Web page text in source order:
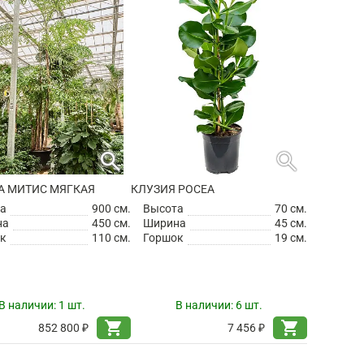
search
МИТИС МЯГКАЯ
900 см.
450 см.
110 см.
наличии: 1 шт.
852 800 ₽
shopping_cart
search
КЛУЗИЯ РОСЕА
Высота
70 см.
Ширина
45 см.
Горшок
19 см.
В наличии: 6 шт.
7 456 ₽
shopping_cart